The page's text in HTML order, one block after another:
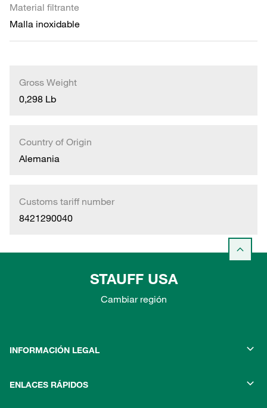
Material filtrante
Malla inoxidable
Gross Weight
0,298 Lb
Country of Origin
Alemania
Customs tariff number
8421290040
STAUFF USA
Cambiar región
INFORMACIÓN LEGAL
ENLACES RÁPIDOS